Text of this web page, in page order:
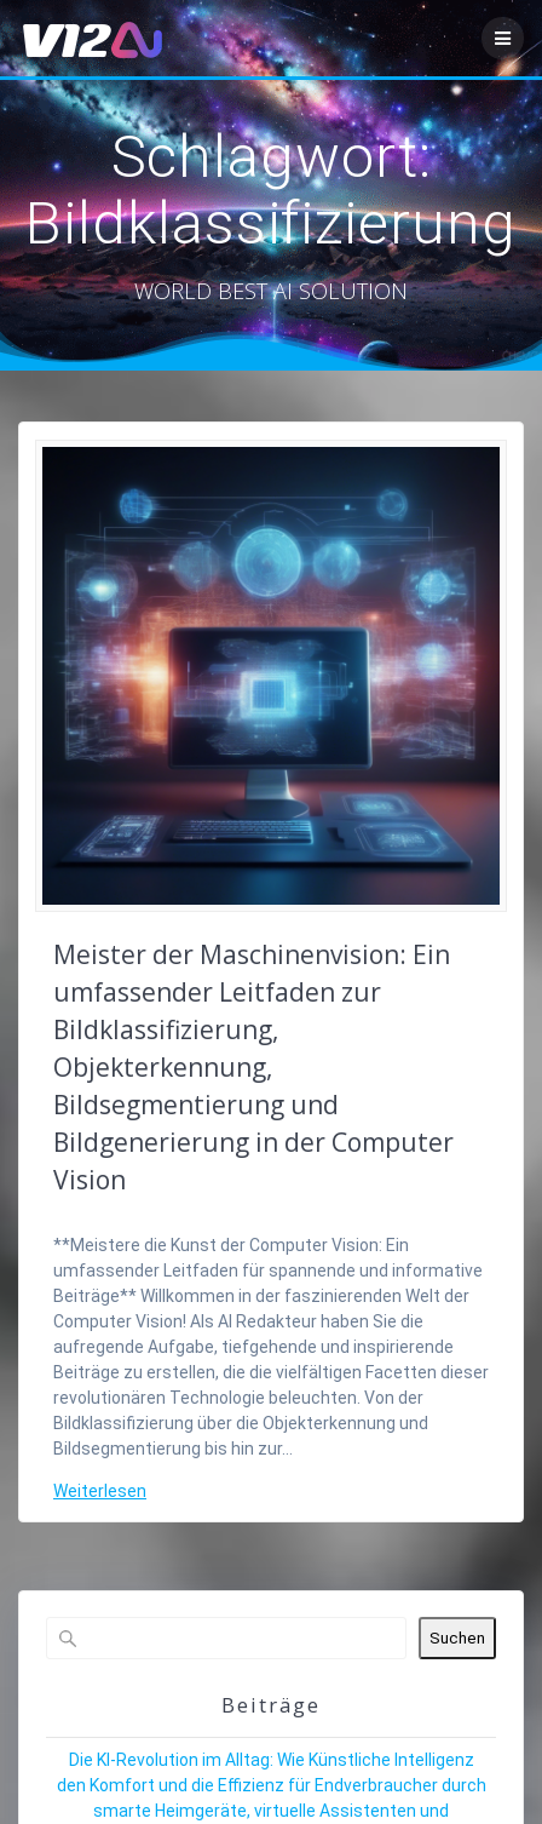
Zum
Inhalt
springen
Schlagwort:
Bildklassifizierung
WORLD BEST AI SOLUTION
Meister der Maschinenvision: Ein
umfassender Leitfaden zur
Bildklassifizierung,
Objekterkennung,
Bildsegmentierung und
Bildgenerierung in der Computer
Vision
**Meistere die Kunst der Computer Vision: Ein
umfassender Leitfaden für spannende und informative
Beiträge** Willkommen in der faszinierenden Welt der
Computer Vision! Als AI Redakteur haben Sie die
aufregende Aufgabe, tiefgehende und inspirierende
Beiträge zu erstellen, die die vielfältigen Facetten dieser
revolutionären Technologie beleuchten. Von der
Bildklassifizierung über die Objekterkennung und
Bildsegmentierung bis hin zur…
Weiterlesen
Suchen
Beiträge
Die KI-Revolution im Alltag: Wie Künstliche Intelligenz
den Komfort und die Effizienz für Endverbraucher durch
smarte Heimgeräte, virtuelle Assistenten und